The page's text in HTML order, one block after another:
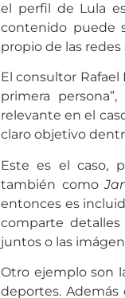
el perfil de Lula
contenido puede
propio de las redes
El consultor Rafael
primera
relevante en el
claro objetivo
Este es el caso,
también como
entonces es
comparte
juntos o las
Otro ejemplo son
deportes.